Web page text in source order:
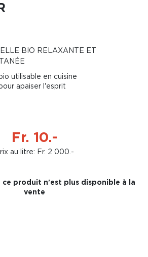
BIO RELAXANTE ET
utilisable en cuisine
apaiser l'esprit
Fr. 10.-
au litre: Fr. 2 000.-
ce produit n'est plus disponible à la
vente